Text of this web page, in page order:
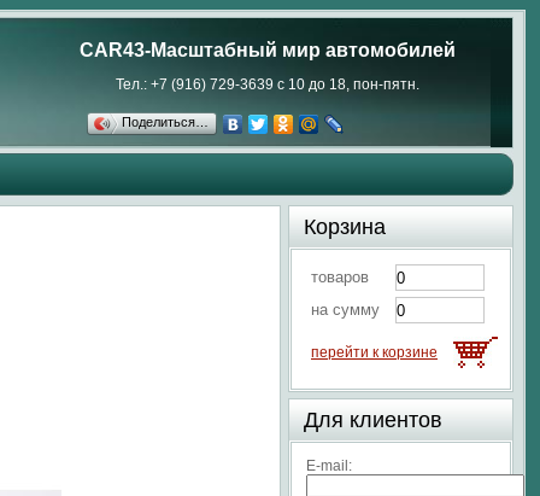
CAR43-Масштабный мир автомобилей
Тел.: +7 (916) 729-3639 с 10 до 18, пон-пятн.
Поделиться…
Корзина
товаров
на сумму
перейти к корзине
Для клиентов
E-mail: